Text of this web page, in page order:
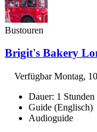
Bustouren
Brigit's Bakery
VerfügbarMontag,
Dauer: 1
Guide (Englisch)
Audioguide